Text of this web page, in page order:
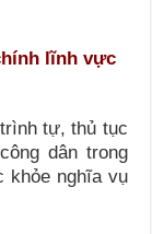
lĩnh vực
tự, thủ tục
dân trong
khỏe nghĩa vụ